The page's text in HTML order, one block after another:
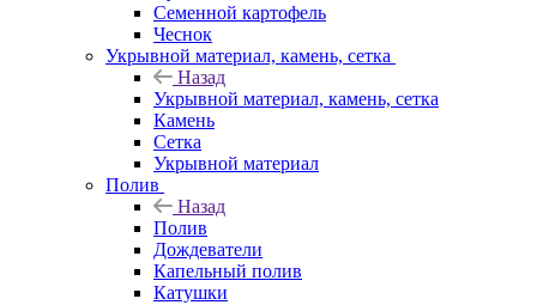
Семенной картофель
Чеснок
Укрывной материал, камень, сетка
Назад
Укрывной материал, камень, сетка
Камень
Сетка
Укрывной материал
Полив
Назад
Полив
Дождеватели
Капельный полив
Катушки